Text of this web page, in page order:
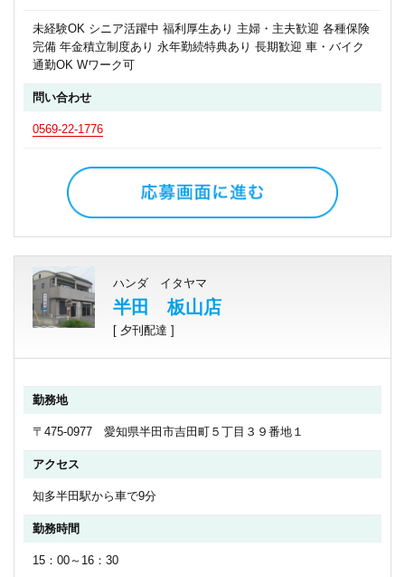
未経験OK シニア活躍中 福利厚生あり 主婦・主夫歓迎 各種保険
完備 年金積立制度あり 永年勤続特典あり 長期歓迎 車・バイク
通勤OK Wワーク可
問い合わせ
0569-22-1776
ハンダ イタヤマ
半田 板山店
[ 夕刊配達 ]
勤務地
〒475-0977 愛知県半田市吉田町５丁目３９番地１
アクセス
知多半田駅から車で9分
勤務時間
15：00～16：30